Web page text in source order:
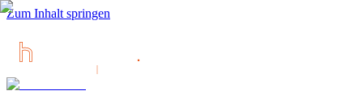
Zum Inhalt springen